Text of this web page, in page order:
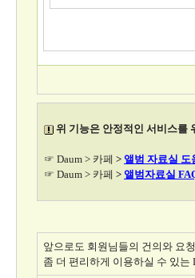
위 기능은 안정적인 서비스를
☞ Daum > 카페 > 앨범 자료실 도
☞ Daum > 카페 > 앨범자료실
앞으로도 회원님들의 건의와 요
좀 더 편리하게 이용하실 수 있